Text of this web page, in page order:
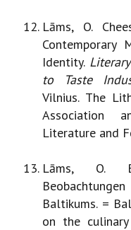
Lāms, O.
Identity.
to Taste
Vilnius. The
Association
Literature and
Lāms, O.
Baltikums. =
on the